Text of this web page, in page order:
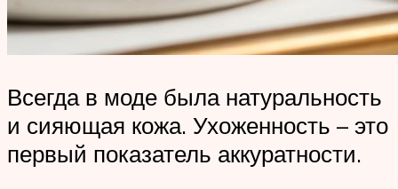
Всегда в моде была натуральность
и сияющая кожа. Ухоженность – это
первый показатель аккуратности.